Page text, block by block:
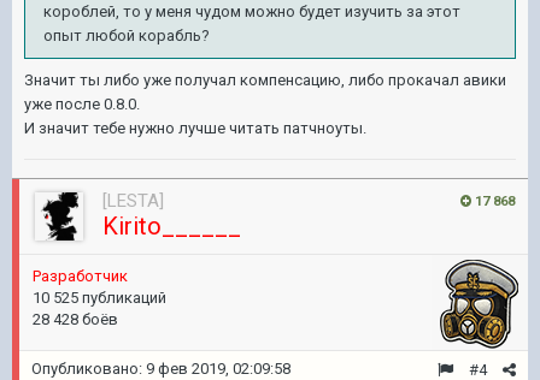
короблей, то у меня чудом можно будет изучить за этот
опыт любой корабль?
Значит ты либо уже получал компенсацию, либо прокачал авики
уже после 0.8.0.
И значит тебе нужно лучше читать патчноуты.
17 868
[LESTA]
Kirito______
Разработчик
10 525 публикаций
28 428 боёв
#4
Опубликовано: 9 фев 2019, 02:09:58